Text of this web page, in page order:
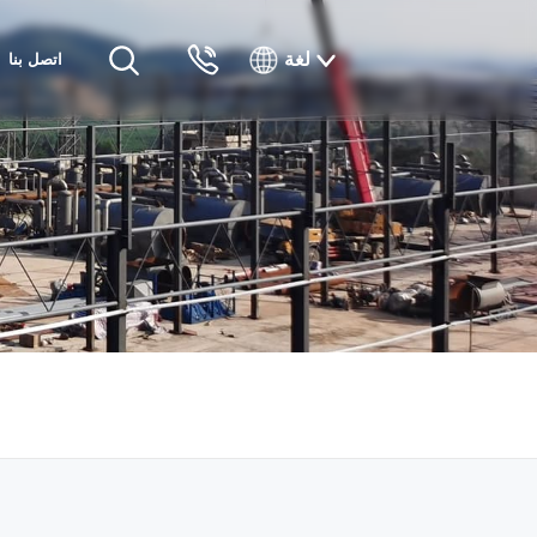
اتصل بنا لغة
English
Русский
Français
Español